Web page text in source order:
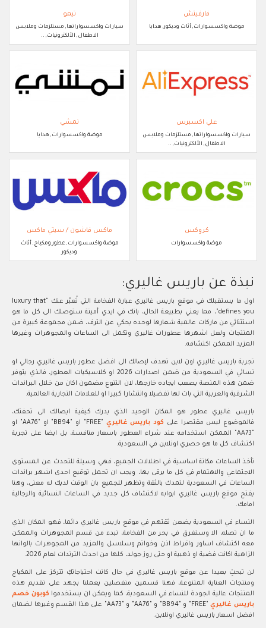
فارفيتش
موضة واكسسوارات, أثاث وديكور, هدايا
تيمو
سيارات واكسسواراتها, مستلزمات وملابس
الاطفال, الألكترونيات, ..
علي اكسبرس
سيارات واكسسواراتها, مستلزمات وملابس
الاطفال, الألكترونيات, ..
نمشي
موضة واكسسوارات, هدايا
كروكس
موضة واكسسوارات
ماكس فاشون / سيتي ماكس
موضة واكسسوارات, عطور ومكياج, أثاث
وديكور
نبذة عن باريس غاليري:
اول ما يستقبلك في موقع باريس غاليري عبارة الفخامة التي تُعبّر عنك "luxury that
defines you"، مما يعني بطبيعة الحال، بانك في ايدي أمينة ستوصلك الى كل ما هو
استثنائي من ماركات عالمية شعارها لوحده يحكي عن الترف، ضمن مجموعة كبيرة من
المنتجات ولعل اشهرها عطورات غاليري وتكمل الى الساعات والمجوهرات وغيرها
المزيد الممكن اكتشافه.
تجربة باريس غاليري اون لاين تهدف لإصالك الى افضل عطور باريس غاليري رجالي او
نسائي في السعودية من ضمن اصدارات 2026 او كلاسيكيات العطور، فالذي يتوفر
ضمن هذه المنصة يصعب ايجاده خارجها، لان التنوع مضمون اكان من خلال البراندات
الشرقية والعربية التي بات لها تفضيلا وانتشارا كبيرا او للعلامات التجارية العالمية.
باريس غاليري عطور هو المكان الوحيد الذي يدرك كيفية ايصالك الى تحفتك،
فالموضوع ليس مقتصرا على كود باريس غاليري
"FREE" او "BB94" او "AA76" او
"AA73" الممكن استخدامه عند شراء العطور باسعار منافسة، بل ايضا على تجربة
اكتشاف كل ما هو حصري اونلاين في السعودية.
تأخذ الساعات مكانة اساسية في اطلالات الجميع، فهي وسيلة للتحدث عن المستوى
الاجتماعي والاهتمام في كل ما يرقى بها، ويجب ان تحمل توقيع احدى اشهر براندات
الساعات في السعودية لتمدك بالثقة وتظهر للجميع بان الوقت لديك له معنى، وهنا
يفتح موقع باريس غاليري ابوابه لاكتشاف كل جديد في الساعات النسائية والرجالية
امامك.
النساء في السعودية يضعن ثقتهم في موقع باريس غاليري دائما، فهو المكان الذي
ما ان تصله، الا وستغرق في بحر من الفخامة، تبدء من قسم المجوهرات والممكن
معه اكتشاف اساور واقراط اذن وخواتم وسلاسل والمزيد من المجوهرات بالوانها
الزاهية اكانت فضية او ذهبية او حتى روز جولد، كلها من احدث الترندات لعام 2026.
لن تبحثِ بعيدا عن موقع باريس غاليري في حال كانت احتياجاتكِ تتركز على المكياج
ومنتجات العناية المتنوعة، فهنا قسمين منفصلين يعملنا بجهد على تقديم هذه
المنتجات عالية الجودة للنساء في السعودية، كما ويمكن ان يستخدمواكوبون خصم
باريس غاليري
"FREE" و "BB94" و "AA76" و "AA73" على هذا القسم وغيرها لضمان
افضل اسعار باريس غاليري اونلاين.